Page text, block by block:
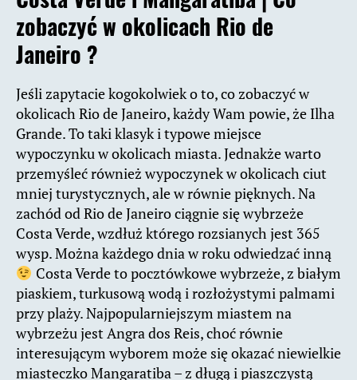
zobaczyć w okolicach Rio de
Janeiro ?
Jeśli zapytacie kogokolwiek o to, co zobaczyć w
okolicach Rio de Janeiro, każdy Wam powie, że Ilha
Grande. To taki klasyk i typowe miejsce
wypoczynku w okolicach miasta. Jednakże warto
przemyśleć również wypoczynek w okolicach ciut
mniej turystycznych, ale w równie pięknych. Na
zachód od Rio de Janeiro ciągnie się wybrzeże
Costa Verde, wzdłuż którego rozsianych jest 365
wysp. Można każdego dnia w roku odwiedzać inną
Costa Verde to pocztówkowe wybrzeże, z białym
piaskiem, turkusową wodą i rozłożystymi palmami
przy plaży. Najpopularniejszym miastem na
wybrzeżu jest Angra dos Reis, choć równie
interesującym wyborem może się okazać niewielkie
miasteczko Mangaratiba – z długą i piaszczystą